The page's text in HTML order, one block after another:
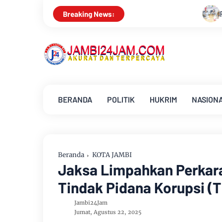
Breaking News:Pemkab Muarojambi Mediasi
BERANDA POLITIK HUKRIM
Beranda KOTA JAMBI
Jaksa Limpahkan
Tindak Pidana Korupsi
Jambi24Jam
Jumat, Agustus 22, 2025